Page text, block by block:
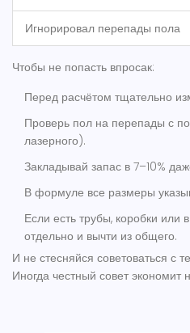
Игнорировал перепады пола
Чтобы не попасть впросак:
Перед расчётом тщательно
Проверь пол на перепады с
лазерного).
Закладывай запас в 7–10%
В формуле все размеры
Если есть трубы, коробки
отдельно и вычти из общего.
И не стесняйся советоваться с
Иногда честный совет экономит